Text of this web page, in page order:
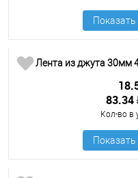
Лента из джута 30мм
83.34
Кол-во в